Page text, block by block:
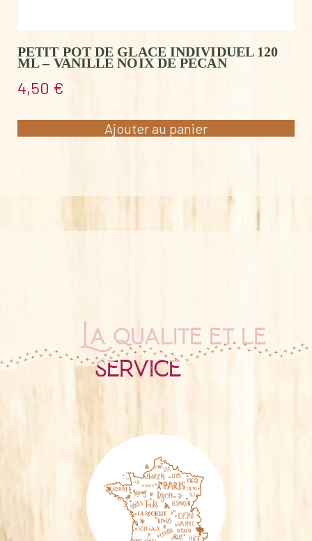
PETIT POT DE GLACE INDIVIDUEL 120
ML – VANILLE NOIX DE PECAN
4,50 €
Ajouter au panier
La qualité et le
service